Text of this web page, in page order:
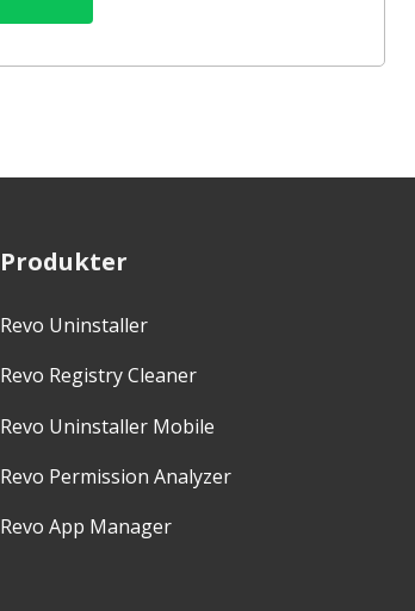
Produkter
Revo Uninstaller
Revo Registry Cleaner
Revo Uninstaller Mobile
Revo Permission Analyzer
Revo App Manager